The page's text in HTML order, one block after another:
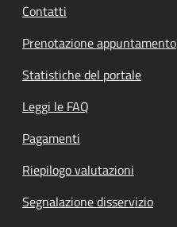
Contatti
Prenotazione appuntamento
Statistiche del portale
Leggi le FAQ
Pagamenti
Riepilogo valutazioni
Segnalazione disservizio